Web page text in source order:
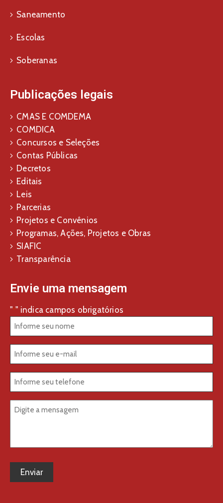
Saneamento
Escolas
Soberanas
Publicações legais
CMAS E COMDEMA
COMDICA
Concursos e Seleções
Contas Públicas
Decretos
Editais
Leis
Parcerias
Projetos e Convênios
Programas, Ações, Projetos e Obras
SIAFIC
Transparência
Envie uma mensagem
"*" indica campos obrigatórios
Nome
*
E-
mail
Telefone
*
Mensagem